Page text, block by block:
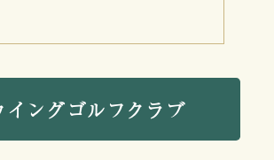
イングゴルフクラブ